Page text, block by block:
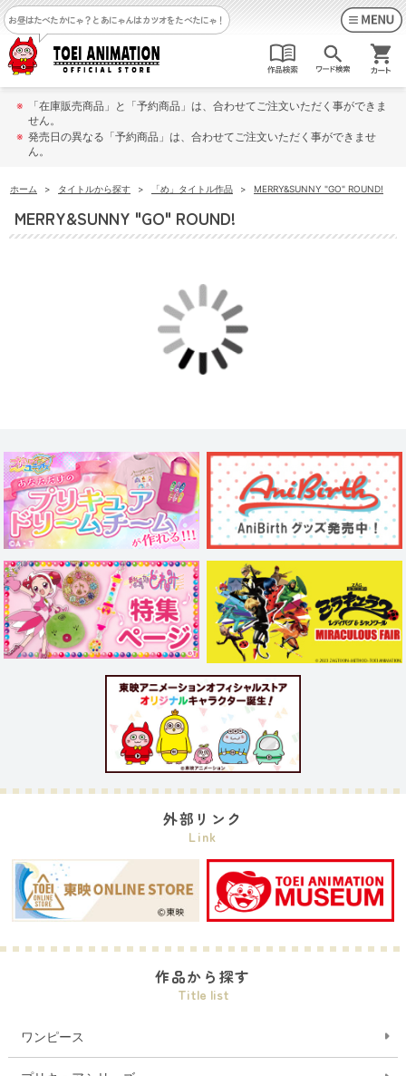
お昼はたべたかにゃ？ とあにゃんはカツオをたべたにゃ！
※
「在庫販売商品」と「予約商品」は、合わせてご注文いただく事ができま
せん。
※ 発売日の異なる「予約商品」は、合わせてご注文いただく事ができませ
ん。
ホーム > タイトルから探す > 「め」タイトル作品 > MERRY&SUNNY "GO" ROUND!
MERRY&SUNNY "GO" ROUND!
外部リンク
Link
作品から探す
Title list
ワンピース